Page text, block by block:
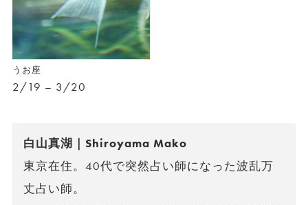
うお座
2/19 – 3/20
白山真湖｜Shiroyama Mako
東京在住。40代で突然占い師になった波乱万
丈占い師。